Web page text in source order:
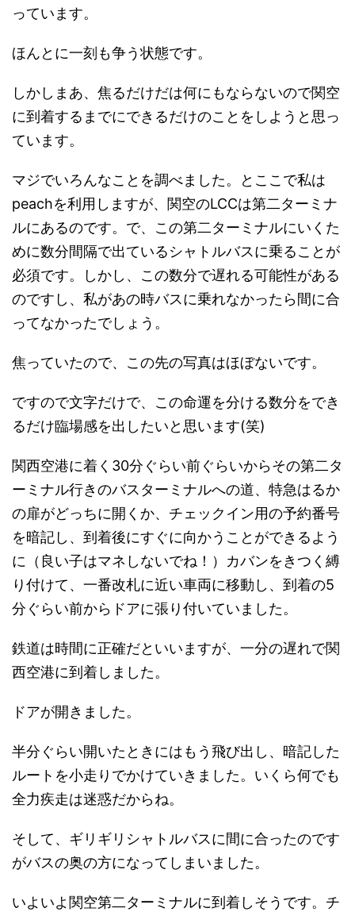
っています。
ほんとに一刻も争う状態です。
しかしまあ、焦るだけだは何にもならないので関空
に到着するまでにできるだけのことをしようと思っ
ています。
マジでいろんなことを調べました。とここで私は
peachを利用しますが、関空のLCCは第二ターミナ
ルにあるのです。で、この第二ターミナルにいくた
めに数分間隔で出ているシャトルバスに乗ることが
必須です。しかし、この数分で遅れる可能性がある
のですし、私があの時バスに乗れなかったら間に合
ってなかったでしょう。
焦っていたので、この先の写真はほぼないです。
ですので文字だけで、この命運を分ける数分をでき
るだけ臨場感を出したいと思います(笑)
関西空港に着く30分ぐらい前ぐらいからその第二タ
ーミナル行きのバスターミナルへの道、特急はるか
の扉がどっちに開くか、チェックイン用の予約番号
を暗記し、到着後にすぐに向かうことができるよう
に（良い子はマネしないでね！）カバンをきつく縛
り付けて、一番改札に近い車両に移動し、到着の5
分ぐらい前からドアに張り付いていました。
鉄道は時間に正確だといいますが、一分の遅れで関
西空港に到着しました。
ドアが開きました。
半分ぐらい開いたときにはもう飛び出し、暗記した
ルートを小走りでかけていきました。いくら何でも
全力疾走は迷惑だからね。
そして、ギリギリシャトルバスに間に合ったのです
がバスの奥の方になってしまいました。
いよいよ関空第二ターミナルに到着しそうです。チ